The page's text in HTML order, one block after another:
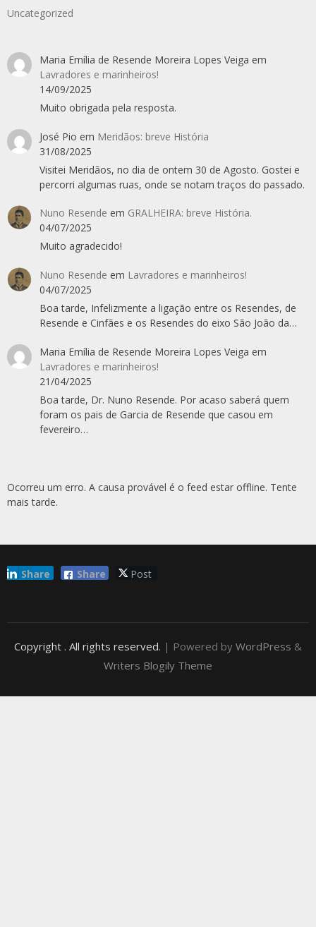
Uncategorized
Maria Emília de Resende Moreira Lopes Veiga em
Lavradores e marinheiros!
14/09/2025
Muito obrigada pela resposta.
José Pio em Meridãos: breve História
31/08/2025
Visitei Meridãos, no dia de ontem 30 de Agosto. Gostei e
percorri algumas ruas, onde se notam traços do passado.
Nuno Resende em GRALHEIRA: breve História.
04/07/2025
Muito agradecido!
Nuno Resende em Lavradores e marinheiros!
04/07/2025
Boa tarde, Infelizmente a ligação entre os Resendes, de
Resende e Cinfães e os Resendes do eixo São João da…
Maria Emília de Resende Moreira Lopes Veiga em
Lavradores e marinheiros!
21/04/2025
Boa tarde, Dr. Nuno Resende. Por acaso saberá quem
foram os pais de Garcia de Resende que casou em
fevereiro…
Ocorreu um erro. A causa provável é o feed estar offline. Tente
mais tarde.
Share Post
Share
Copyright . All rights reserved. | Powered by WordPress &
Writers Blogily Theme